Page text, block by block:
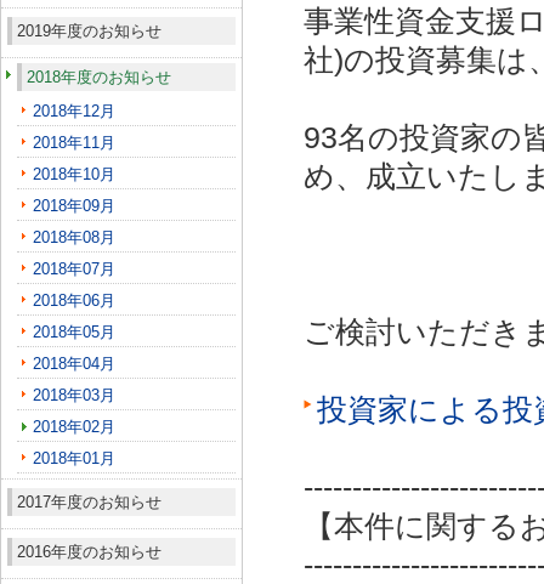
2019年度のお知らせ
2018年度のお知らせ
2018年12月
2018年11月
2018年10月
2018年09月
2018年08月
2018年07月
2018年06月
2018年05月
2018年04月
2018年03月
2018年02月
2018年01月
2017年度のお知らせ
2016年度のお知らせ
事業性資金支援
社)の投資募集は
93名の投資家の
め、成立いたし
ご検討いただき
投資家による
【本件に関する